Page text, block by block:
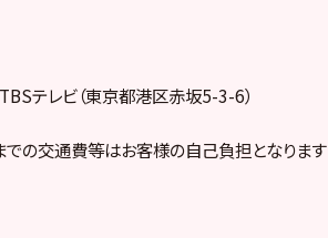
テレビ（東京都港区赤坂5-3-6）
の交通費等はお客様の自己負担となります